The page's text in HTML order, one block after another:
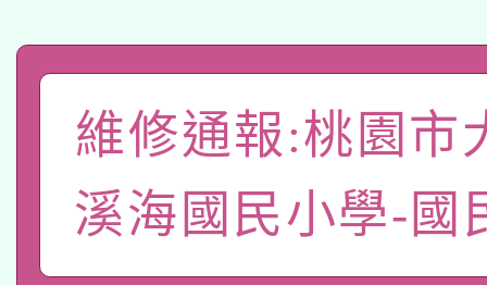
暨閱讀推動專業研習
「數位內容與教學軟體
pilot」
有關大陸委員會函釋公
維修通報:桃園市
溪海國民小學-國